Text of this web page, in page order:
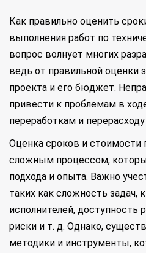
Как правильно оценить
выполнения работ по
вопрос волнует многих
ведь от правильной оценки
проекта и его бюджет.
привести к проблемам в
переработкам и
Оценка сроков и стоимости
сложным процессом,
подхода и опыта. Важно
таких как сложность задач,
исполнителей,
риски и т. д. Однако,
методики и инструменты,